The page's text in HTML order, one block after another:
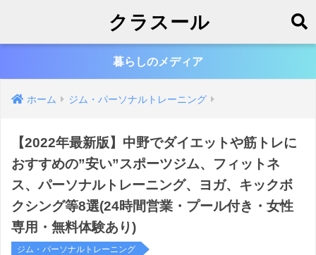
クラスール
暮らしのメディア
ホーム ジム・パーソナルトレーニング
【2022年最新版】中野でダイエットや筋トレに
おすすめの”安い”スポーツジム、フィットネ
ス、パーソナルトレーニング、ヨガ、キックボ
クシング等8選(24時間営業・プール付き・女性
専用・無料体験あり)
ジム・パーソナルトレーニング